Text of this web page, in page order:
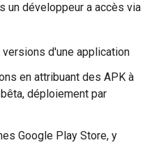
un développeur a accès via
d'une application
en attribuant des APK à
déploiement par
Google Play Store, y